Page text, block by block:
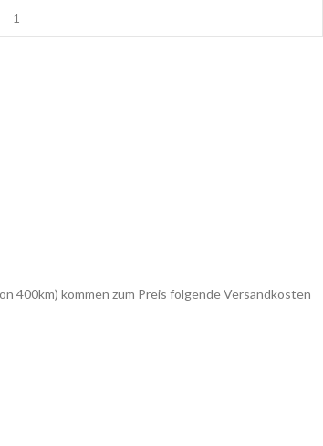
400km) kommen zum Preis folgende Versandkosten